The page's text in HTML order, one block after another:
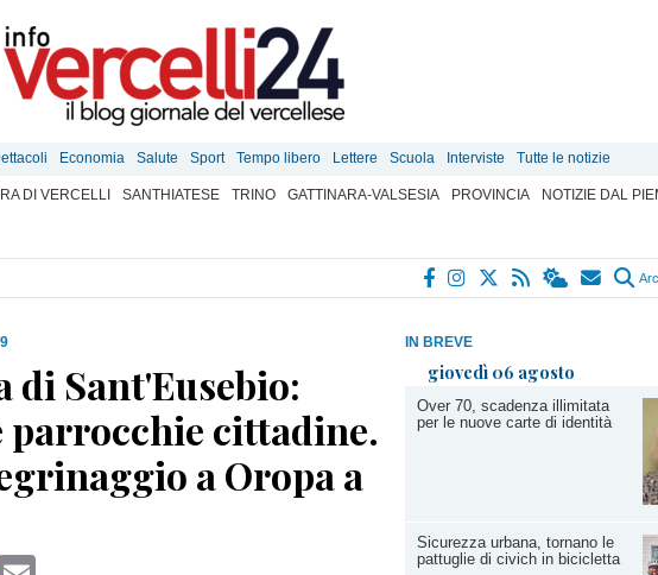
Economia Salute Sport Tempo libero Lettere Scuola Interviste Tutte le notizie
DI VERCELLI SANTHIATESE TRINO GATTINARA-VALSESIA PROVINCIA
NOTIZIE DAL
IN BREVE
giovedì 06 agosto
Over 70, scadenza illimitata
per le nuove carte di identità
Sicurezza urbana, tornano le
pattuglie di civich in bicicletta
di Sant'Eusebio:
cittadine.
a Oropa a